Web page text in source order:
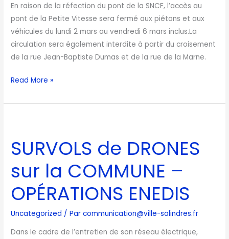
En raison de la réfection du pont de la SNCF, l’accès au
pont de la Petite Vitesse sera fermé aux piétons et aux
véhicules du lundi 2 mars au vendredi 6 mars inclus.La
circulation sera également interdite à partir du croisement
de la rue Jean-Baptiste Dumas et de la rue de la Marne.
Read More »
SURVOLS de DRONES
sur la COMMUNE –
OPÉRATIONS ENEDIS
Uncategorized / Parcommunication@ville-salindres.fr
Dans le cadre de l’entretien de son réseau électrique,
DRONES
sur
la
COMMUNE
–
OPÉRATIONS